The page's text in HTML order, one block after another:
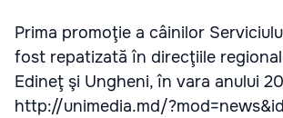
Prima promoţie a câinilor
fost repatizată în direcţiile
Edineţ şi Ungheni, în vara anului
http://unimedia.md/